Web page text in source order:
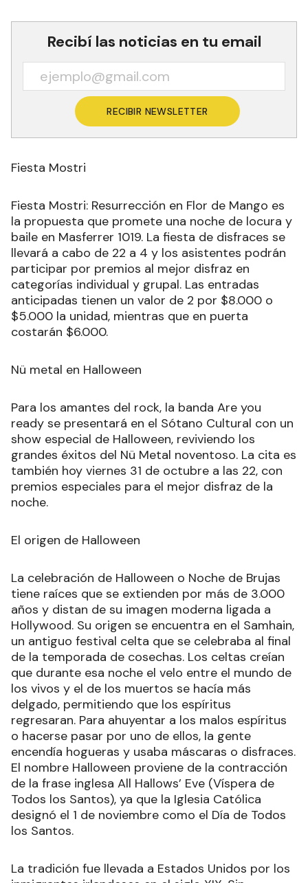
Recibí las noticias en tu email
RECIBIR NEWSLETTER
Fiesta Mostri
Fiesta Mostri: Resurrección en Flor de Mango es
la propuesta que promete una noche de locura y
baile en Masferrer 1019. La fiesta de disfraces se
llevará a cabo de 22 a 4 y los asistentes podrán
participar por premios al mejor disfraz en
categorías individual y grupal. Las entradas
anticipadas tienen un valor de 2 por $8.000 o
$5.000 la unidad, mientras que en puerta
costarán $6.000.
Nü metal en Halloween
Para los amantes del rock, la banda Are you
ready se presentará en el Sótano Cultural con un
show especial de Halloween, reviviendo los
grandes éxitos del Nü Metal noventoso. La cita es
también hoy viernes 31 de octubre a las 22, con
premios especiales para el mejor disfraz de la
noche.
El origen de Halloween
La celebración de Halloween o Noche de Brujas
tiene raíces que se extienden por más de 3.000
años y distan de su imagen moderna ligada a
Hollywood. Su origen se encuentra en el Samhain,
un antiguo festival celta que se celebraba al final
de la temporada de cosechas. Los celtas creían
que durante esa noche el velo entre el mundo de
los vivos y el de los muertos se hacía más
delgado, permitiendo que los espíritus
regresaran. Para ahuyentar a los malos espíritus
o hacerse pasar por uno de ellos, la gente
encendía hogueras y usaba máscaras o disfraces.
El nombre Halloween proviene de la contracción
de la frase inglesa All Hallows’ Eve (Víspera de
Todos los Santos), ya que la Iglesia Católica
designó el 1 de noviembre como el Día de Todos
los Santos.
La tradición fue llevada a Estados Unidos por los